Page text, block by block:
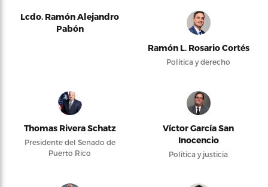
Lcdo. Ramón Alejandro
Pabón
Ramón L. Rosario Cortés
Política y derecho
Thomas Rivera Schatz
Presidente del Senado de
Puerto Rico
Víctor García San
Inocencio
Política y justicia